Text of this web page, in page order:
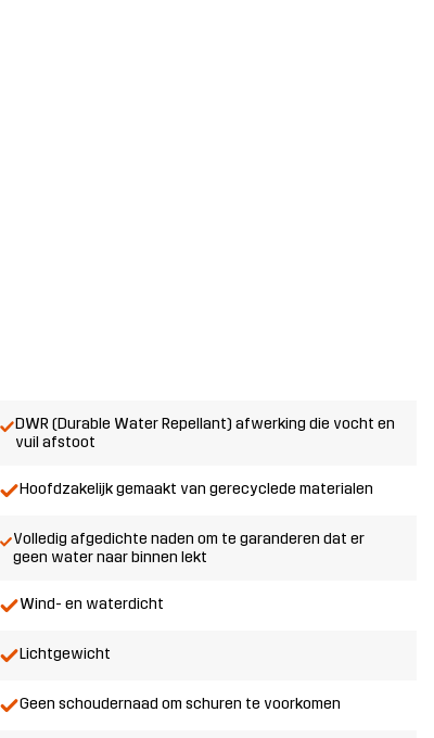
DWR (Durable Water Repellant) afwerking die vocht en
vuil afstoot
Hoofdzakelijk gemaakt van gerecyclede materialen
Volledig afgedichte naden om te garanderen dat er
geen water naar binnen lekt
Wind- en waterdicht
Lichtgewicht
Geen schoudernaad om schuren te voorkomen